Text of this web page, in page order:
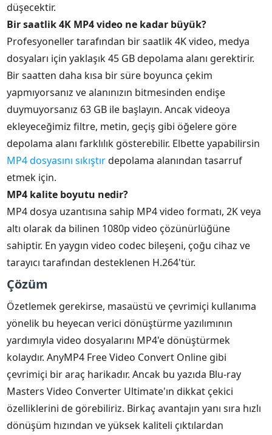
düşecektir.
Bir saatlik 4K MP4 video ne kadar büyük?
Profesyoneller tarafından bir saatlik 4K video, medya
dosyaları için yaklaşık 45 GB depolama alanı gerektirir.
Bir saatten daha kısa bir süre boyunca çekim
yapmıyorsanız ve alanınızın bitmesinden endişe
duymuyorsanız 63 GB ile başlayın. Ancak videoya
ekleyeceğimiz filtre, metin, geçiş gibi öğelere göre
depolama alanı farklılık gösterebilir. Elbette yapabilirsin
MP4 dosyasını sıkıştırdepolama alanından tasarruf
etmek için.
MP4 kalite boyutu nedir?
MP4 dosya uzantısına sahip MP4 video formatı, 2K veya
altı olarak da bilinen 1080p video çözünürlüğüne
sahiptir. En yaygın video codec bileşeni, çoğu cihaz ve
tarayıcı tarafından desteklenen H.264'tür.
Çözüm
Özetlemek gerekirse, masaüstü ve çevrimiçi kullanıma
yönelik bu heyecan verici dönüştürme yazılımının
yardımıyla video dosyalarını MP4'e dönüştürmek
kolaydır. AnyMP4 Free Video Convert Online gibi
çevrimiçi bir araç harikadır. Ancak bu yazıda Blu-ray
Masters Video Converter Ultimate'ın dikkat çekici
özelliklerini de görebiliriz. Birkaç avantajın yanı sıra hızlı
dönüşüm hızından ve yüksek kaliteli çıktılardan